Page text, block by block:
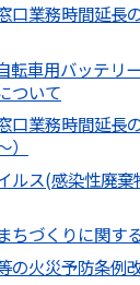
業務時間延長
転車用バッテリ
ついて
業務時間延長
ルス(感染性廃
ちづくりに関す
の火災予防条例